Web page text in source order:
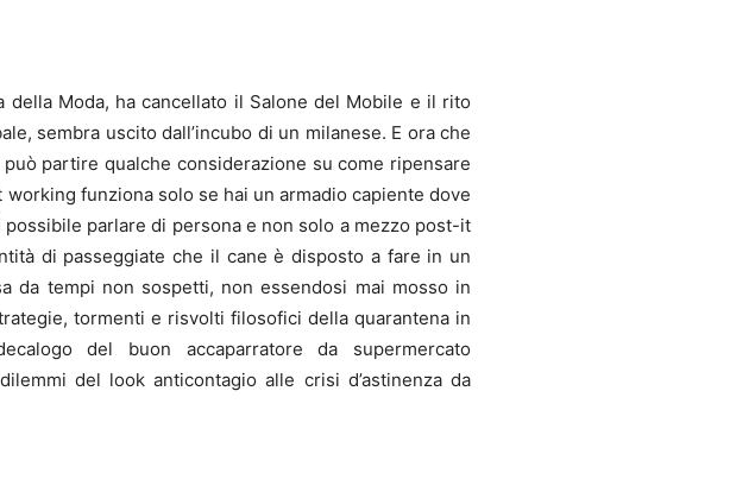
della Moda, ha cancellato il Salone del Mobile e il rito
sembra uscito dall’incubo di un milanese. E ora che
partire qualche considerazione su come ripensare
funziona solo se hai un armadio capiente dove
parlare di persona e non solo a mezzo post-it
di passeggiate che il cane è disposto a fare in un
da tempi non sospetti, non essendosi mai mosso in
tormenti e risvolti filosofici della quarantena in
del buon accaparratore da supermercato
del look anticontagio alle crisi d’astinenza da